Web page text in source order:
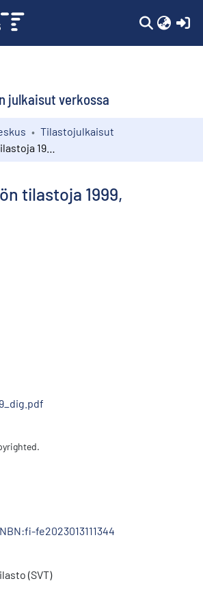
julkaisut verkossa
Tilastojulkaisut
tilastoja 1999,
fe2023013111344
(SVT)